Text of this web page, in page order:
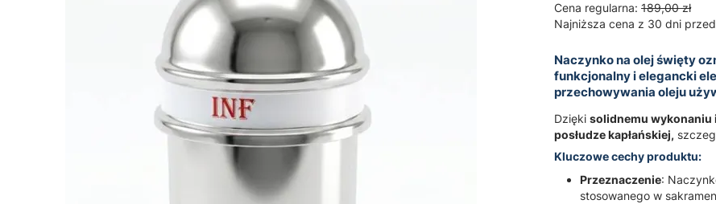
Cena regularna: 189,00 zł
Najniższa cena z 30 dni
Naczynko na olej święty
funkcjonalny i elegancki
przechowywania oleju
Dzięki solidnemu wykonaniu
posłudze kapłańskiej,
Kluczowe cechy produktu:
Przeznaczenie:
stosowanego w